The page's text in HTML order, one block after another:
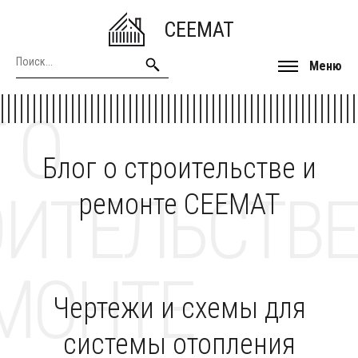
CEEMAT
Меню
Блог о строительстве и
ремонте CEEMAT
О
Чертежи и схемы для
системы отопления